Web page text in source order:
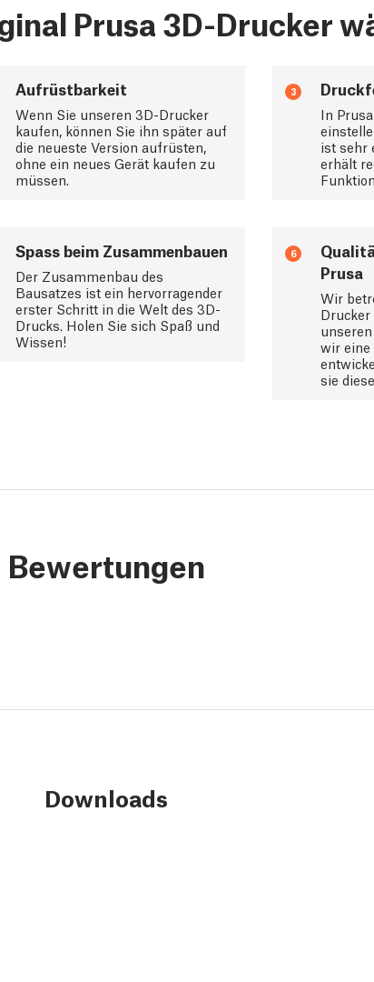
Prusa 3D-Drucker
Aufrüstbarkeit
Wenn Sie unseren 3D-Drucker
kaufen, können Sie ihn später auf
die neueste Version aufrüsten,
ohne ein neues Gerät kaufen zu
müssen.
3
In
ist sehr
erhält
Spass beim Zusammenbauen
Der Zusammenbau des
Bausatzes ist ein hervorragender
erster Schritt in die Welt des 3D-
Drucks. Holen Sie sich Spaß und
Wissen!
6
Prusa
Wir
wir
sie
Bewertungen
Downloads